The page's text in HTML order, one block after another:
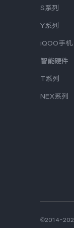
S系列
Y系列
iQOO手机
智能硬件
T系列
NEX系列
©2014-